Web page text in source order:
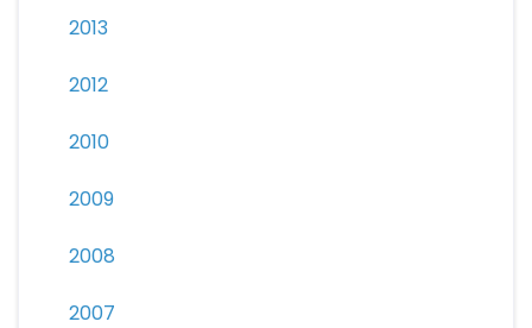
2013
2012
2010
2009
2008
2007